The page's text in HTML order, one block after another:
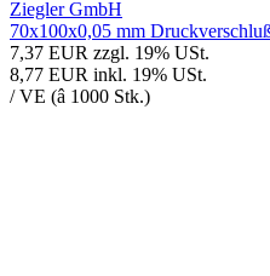
Ziegler GmbH
70x100x0,05 mm
7,37 EUR zzgl. 19% USt.
8,77 EUR inkl. 19% USt.
/ VE (â 1000 Stk.)